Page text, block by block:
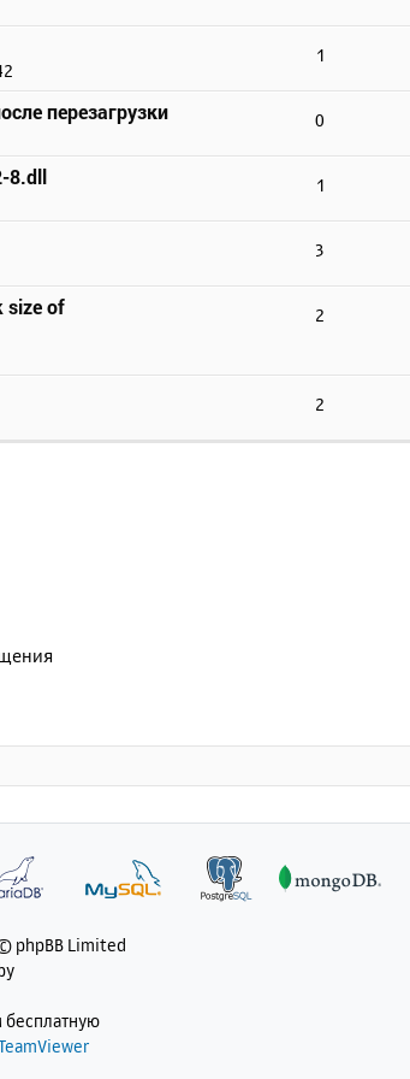
1
перезагрузки 0
8.dll 1
3
size of
2
2
phpBB Limited
бесплатную